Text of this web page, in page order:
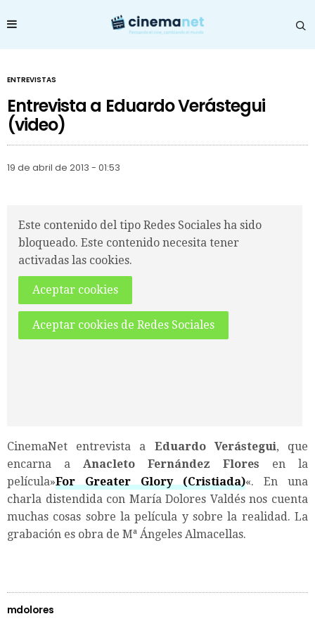
ENTREVISTAS
Entrevista a Eduardo Verástegui
(video)
19 de abril de 2013 - 01:53
Este contenido del tipo Redes Sociales ha sido
bloqueado. Este contenido necesita tener
activadas las cookies.
Aceptar cookies
Aceptar cookies de Redes Sociales
CinemaNet entrevista a Eduardo Verástegui, que
encarna a Anacleto Fernández Flores en la
película»For Greater Glory (Cristiada)«. En una
charla distendida con María Dolores Valdés nos cuenta
muchas cosas sobre la película y sobre la realidad. La
grabación es obra de Mª Ángeles Almacellas.
mdolores